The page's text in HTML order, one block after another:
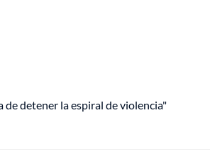
de detener la espiral de violencia"